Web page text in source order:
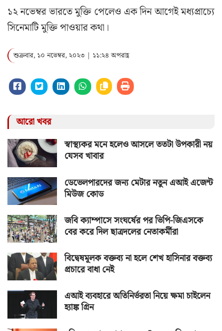
১২ নভেম্বর ভারতে মুক্তি পেলেও এক দিন আগেই মধ্যপ্রাচ্যে
সিনেমাটি মুক্তি পাওয়ার কথা।
শুক্রবার, ১০ নভেম্বর, ২০২৩ | ১১:২৪ অপরাহ্ণ
আরো খবর
স্বাস্থ্যকর মনে হলেও আসলে ততটা উপকারী নয়
যেসব খাবার
ডেভেলপারদের জন্য মেটার নতুন এআই এজেন্ট
মিউজ কোড
জবি ক্যাম্পাসে সংঘর্ষের পর ভিপি-জিএসকে
বের করে দিল ছাত্রদলের নেতাকর্মীরা
বিদ্বেষমূলক বক্তব্য না হলে শেখ হাসিনার বক্তব্য
প্রচারে বাধা নেই
এআই ব্যবহারে অতিনির্ভরতা নিয়ে ক্ষমা চাইলেন
হ্যাঙ্ক গ্রিন